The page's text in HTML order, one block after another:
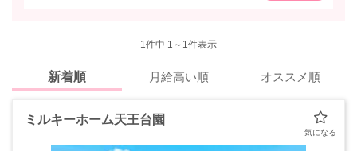
1件中 1～1件表示
新着順 月給高い順 オススメ順
ミルキーホーム天王台園